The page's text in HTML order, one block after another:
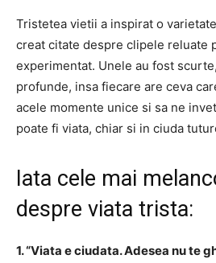
Tristetea vietii a inspirat o
creat citate despre clipele reluate
experimentat. Unele au fost
profunde, insa fiecare are ceva
acele momente unice si sa ne
poate fi viata, chiar si in ciuda
Iata cele mai
despre viata trista:
1. “Viata e ciudata. Adesea nu te